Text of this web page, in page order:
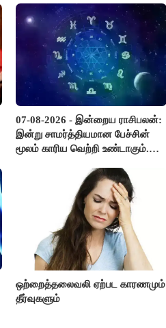
07-08-2026 - இன்றைய ராசிபலன்:
இன்று சாமர்த்தியமான பேச்சின்
மூலம் காரிய வெற்றி உண்டாகும்.
ஒப்படைப்பதில் கவனம் தேவை..!
ஒற்றைத்தலைவலி ஏற்பட காரணமும்
தீர்வுகளும்